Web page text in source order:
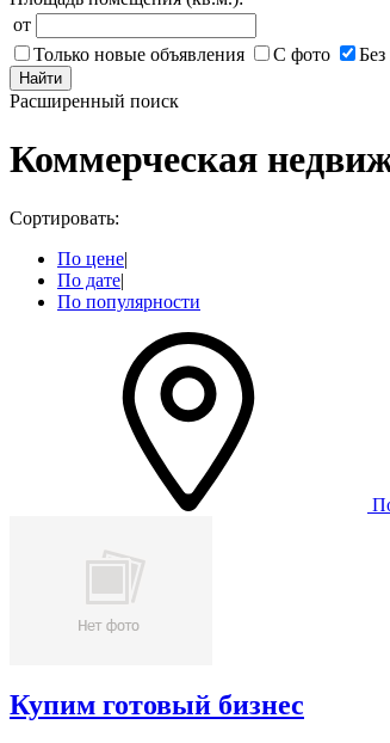
от
Только новые объявления
С фото
Найти
Расширенный поиск
Коммерческая
Сортировать:
По цене|
По дате|
По популярности
Купим готовый бизнес